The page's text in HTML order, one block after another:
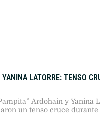
LATORRE: TENSO
Ardohain y Yanina
un tenso cruce durante
Hablar. Discrepancias